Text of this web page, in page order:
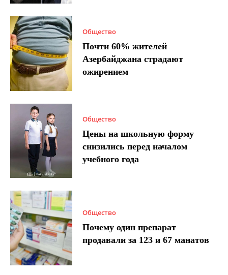
Общество
Почти 60% жителей
Азербайджана страдают
ожирением
Общество
Цены на школьную форму
снизились перед началом
учебного года
Общество
Почему один препарат
продавали за 123 и 67 манатов